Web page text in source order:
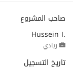
صاحب المشروع
Hussein I.
ريادي
تاريخ التسجيل